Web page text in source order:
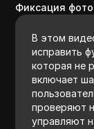
Фиксация
В этом
исправить
которая не
включает
проверяют
управляют